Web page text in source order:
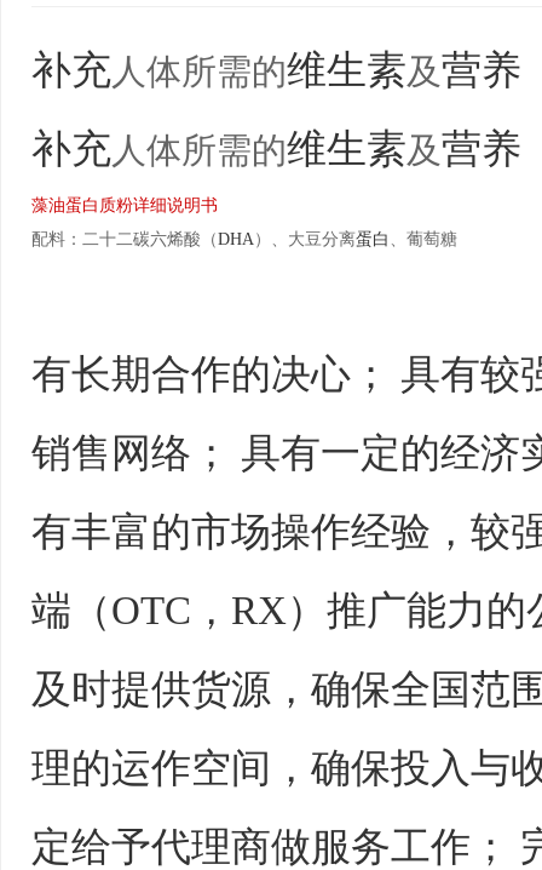
补充人体所需的维生素及营养
补充人体所需的维生素及营养
藻油蛋白质粉详细说明书
配料：二十二碳六烯酸（DHA ）、大豆分离蛋白 、葡萄糖
有长期合作的决心； 具有较
销售网络； 具有一定的经济
有丰富的市场操作经验，较
端（OTC，RX）推广能力的
及时提供货源，确保全国范
理的运作空间，确保投入与
定给予代理商做服务工作；